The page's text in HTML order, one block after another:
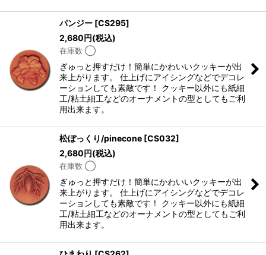
パンジー [CS295]
2,680円(税込)
在庫数 ◯
ぎゅっと押すだけ！簡単にかわいいクッキーが出
来上がります。 仕上げにアイシングなどでデコレ
ーションしても素敵です！ クッキー以外にも紙細
工/粘土細工などのオーナメントの型としてもご利
用出来ます。
松ぼっくり/pinecone [CS032]
2,680円(税込)
在庫数 ◯
ぎゅっと押すだけ！簡単にかわいいクッキーが出
来上がります。 仕上げにアイシングなどでデコレ
ーションしても素敵です！ クッキー以外にも紙細
工/粘土細工などのオーナメントの型としてもご利
用出来ます。